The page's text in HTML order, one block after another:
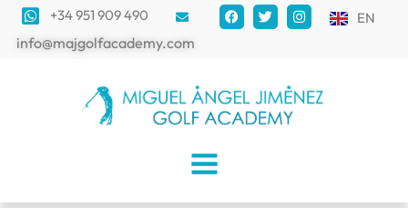
+34 951 909 490
info@majgolfacademy.com
EN